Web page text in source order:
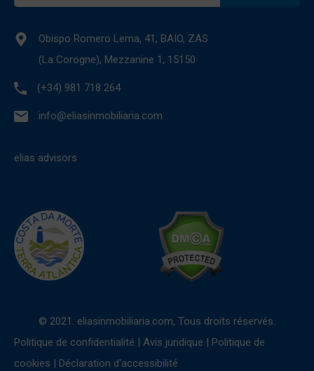
Obispo Romero Lema, 41, BAIO, ZAS
(La Corogne), Mezzanine 1, 15150
(+34) 981 718 264
info@eliasinmobiliaria.com
elias advisors
© 2021. eliasinmobiliaria.com, Tous droits réservés.
Politique de confidentialité | Avis juridique | Politique de
cookies | Déclaration d'accessibilité